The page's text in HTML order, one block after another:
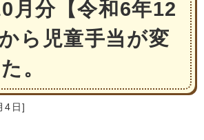
月分【令和6年12
ら児童手当が変
。
4日]